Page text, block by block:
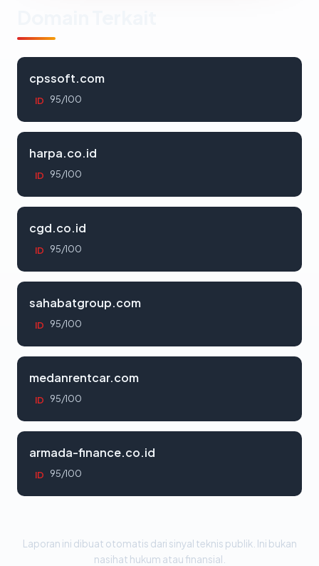
cpssoft.com
ID 95/100
harpa.co.id
ID 95/100
cgd.co.id
ID 95/100
sahabatgroup.com
ID 95/100
medanrentcar.com
ID 95/100
armada-finance.co.id
ID 95/100
Laporan ini dibuat otomatis dari sinyal teknis publik. Ini bukan
nasihat hukum atau finansial.